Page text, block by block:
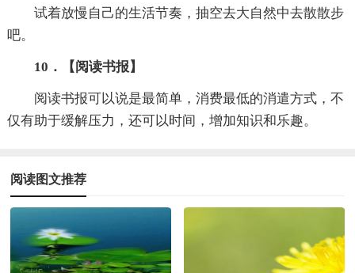
试着放慢自己的生活节奏，抽空去大自然中去散散步
吧。
10．【阅读书报】
阅读书报可以说是最简单，消费最低的消遣方式，不
仅有助于缓解压力，还可以时间，增加知识和乐趣。
阅读图文推荐